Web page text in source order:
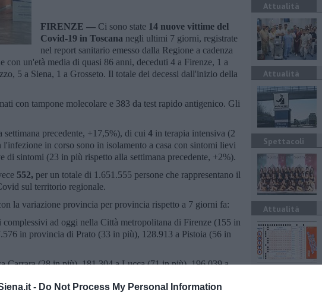
- Do Not Process My Personal Information
FIRENZE — Ci sono state 14 nuove vittime del
Covid-19 in Toscana negli ultimi 7 giorni, registrate
nel report sanitario emesso dalla Regione a cadenza
con un'età media di quasi 86 anni, deceduti 4 a Firenze, 1 a
5 a Siena, 1 a Grosseto. Il totale dei decessi dall'inizio della
con tampone molecolare e 383 da test rapido antigenico. Gli
settimana precedente, +17,5%), di cui 4 in terapia intensiva (2
in corso sono in isolamento a casa con sintomi lievi
di sintomi (23 in più rispetto alla settimana precedente, +2%).
552, per un totale di 1.651.555 persone che rappresentano il
sul territorio regionale.
la variazione provincia per provincia rispetto a 7 giorni fa:
complessivi ad oggi nella Città metropolitana di Firenze (155 in
in provincia di Prato (33 in più), 128.913 a Pistoia (56 in
Carrara (28 in più), 181.304 a Lucca (71 in più), 196.039 a
(82 in più), 119.599 a Siena (34 in più) e 93.569 a Grosseto
Attualità
Attualità
Spettacoli
Attualità